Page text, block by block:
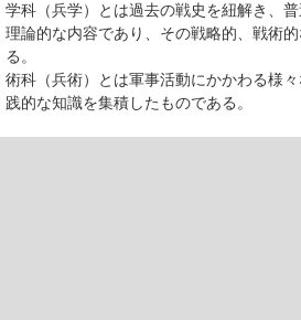
学科（兵学）とは過去の戦史を紐解き、
理論的な内容であり、その戦略的、戦術
る。
術科（兵術）とは軍事活動にかかわる様
践的な知識を集積したものである。